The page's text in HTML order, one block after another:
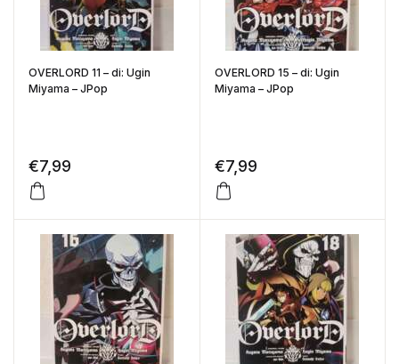
OVERLORD 11 – di: Ugin
Miyama – JPop
€7,99
OVERLORD 15 – di: Ugin
Miyama – JPop
€7,99